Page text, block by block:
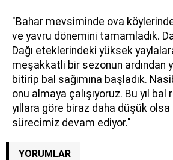
"Bahar mevsiminde ova köylerinde
ve yavru dönemini tamamladık.
Dağı eteklerindeki yüksek
meşakkatli bir sezonun ardından
bitirip bal sağımına başladık.
onu almaya çalışıyoruz. Bu yıl
yıllara göre biraz daha düşük olsa
sürecimiz devam ediyor."
YORUMLAR